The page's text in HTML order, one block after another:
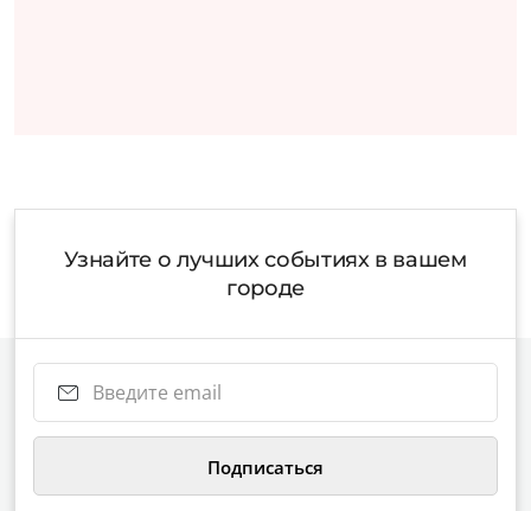
Узнайте о лучших событиях в вашем
городе